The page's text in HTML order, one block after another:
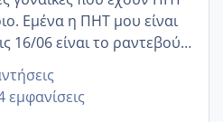
Εμένα η ΠΗΤ μου είναι
16/06 είναι το ραντεβού
διαφάνειας. Έχω αρκετό
δεν φαίνεται να
εμφανίσεις